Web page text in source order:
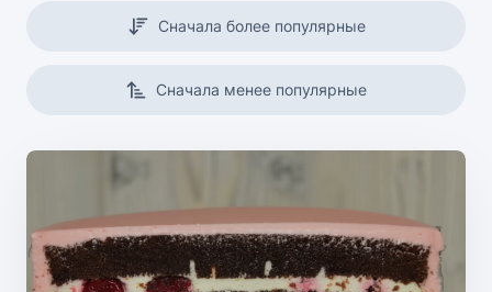
Сначала более популярные
Сначала менее популярные